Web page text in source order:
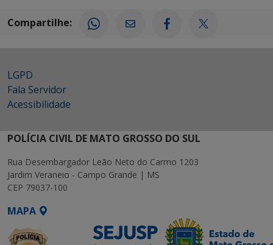
Compartilhe:
LGPD
Fala Servidor
Acessibilidade
POLÍCIA CIVIL DE MATO GROSSO DO SUL
Rua Desembargador Leão Neto do Carmo 1203
Jardim Veraneio - Campo Grande | MS
CEP 79037-100
MAPA